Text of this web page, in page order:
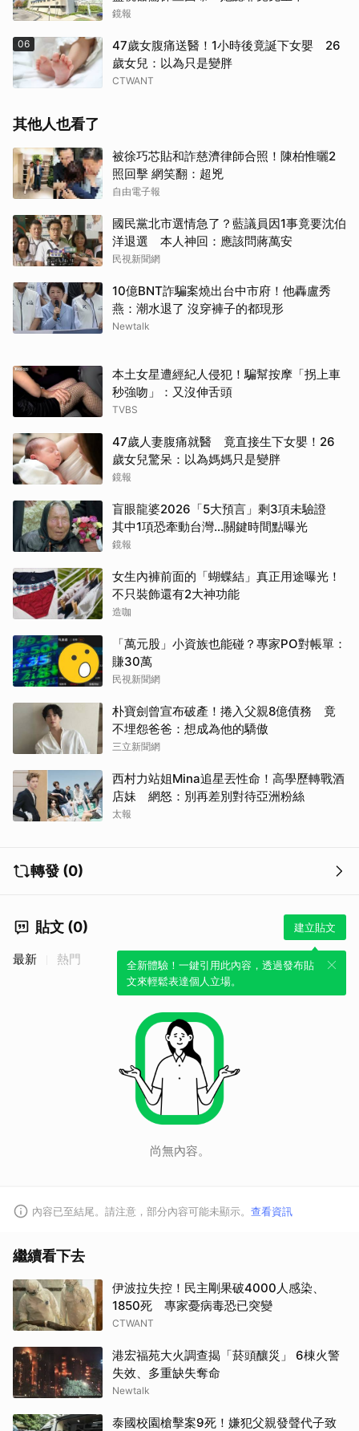
鏡報
06
47歲女腹痛送醫！1小時後竟誕下女嬰 26
歲女兒：以為只是變胖
CTWANT
其他人也看了
被徐巧芯貼和詐慈濟律師合照！陳柏惟曬2
照回擊 網笑翻：超兇
自由電子報
國民黨北市選情急了？藍議員因1事竟要沈伯
洋退選 本人神回：應該問蔣萬安
民視新聞網
10億BNT詐騙案燒出台中市府！他轟盧秀
燕：潮水退了 沒穿褲子的都現形
Newtalk
本土女星遭經紀人侵犯！騙幫按摩「拐上車
秒強吻」：又沒伸舌頭
TVBS
47歲人妻腹痛就醫 竟直接生下女嬰！26
歲女兒驚呆：以為媽媽只是變胖
鏡報
盲眼龍婆2026「5大預言」剩3項未驗證
其中1項恐牽動台灣...關鍵時間點曝光
鏡報
女生內褲前面的「蝴蝶結」真正用途曝光！
不只裝飾還有2大神功能
造咖
「萬元股」小資族也能碰？專家PO對帳單：
賺30萬
民視新聞網
朴寶劍曾宣布破產！捲入父親8億債務 竟
不埋怨爸爸：想成為他的驕傲
三立新聞網
西村力站姐Mina追星丟性命！高學歷轉戰酒
店妹 網怒：別再差別對待亞洲粉絲
太報
轉發 (0)
貼文 (0) 建立貼文
全新體驗！一鍵引用此內容，透過發布貼
文來輕鬆表達個人立場。
最新 熱門
尚無內容。
內容已至結尾。請注意，部分內容可能未顯示。 查看資訊
繼續看下去
伊波拉失控！民主剛果破4000人感染、
1850死 專家憂病毒恐已突變
CTWANT
港宏福苑大火調查揭「菸頭釀災」 6棟火警
失效、多重缺失奪命
Newtalk
泰國校園槍擊案9死！嫌犯父親發聲代子致